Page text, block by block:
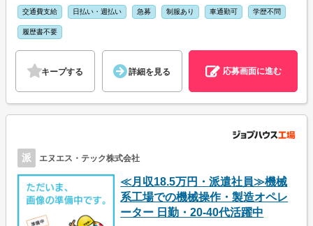
交通費支給 日払い・週払い 急募 制服あり 車通勤可 学歴不問
履歴書不要
キープする 詳細を見る 応募画面に進む
派 エヌエス・テック株式会社
≪月収18.5万円・派遣社員≫機械
系工場での機械操作・製造オペレ
ーター 日勤・20-40代活躍中